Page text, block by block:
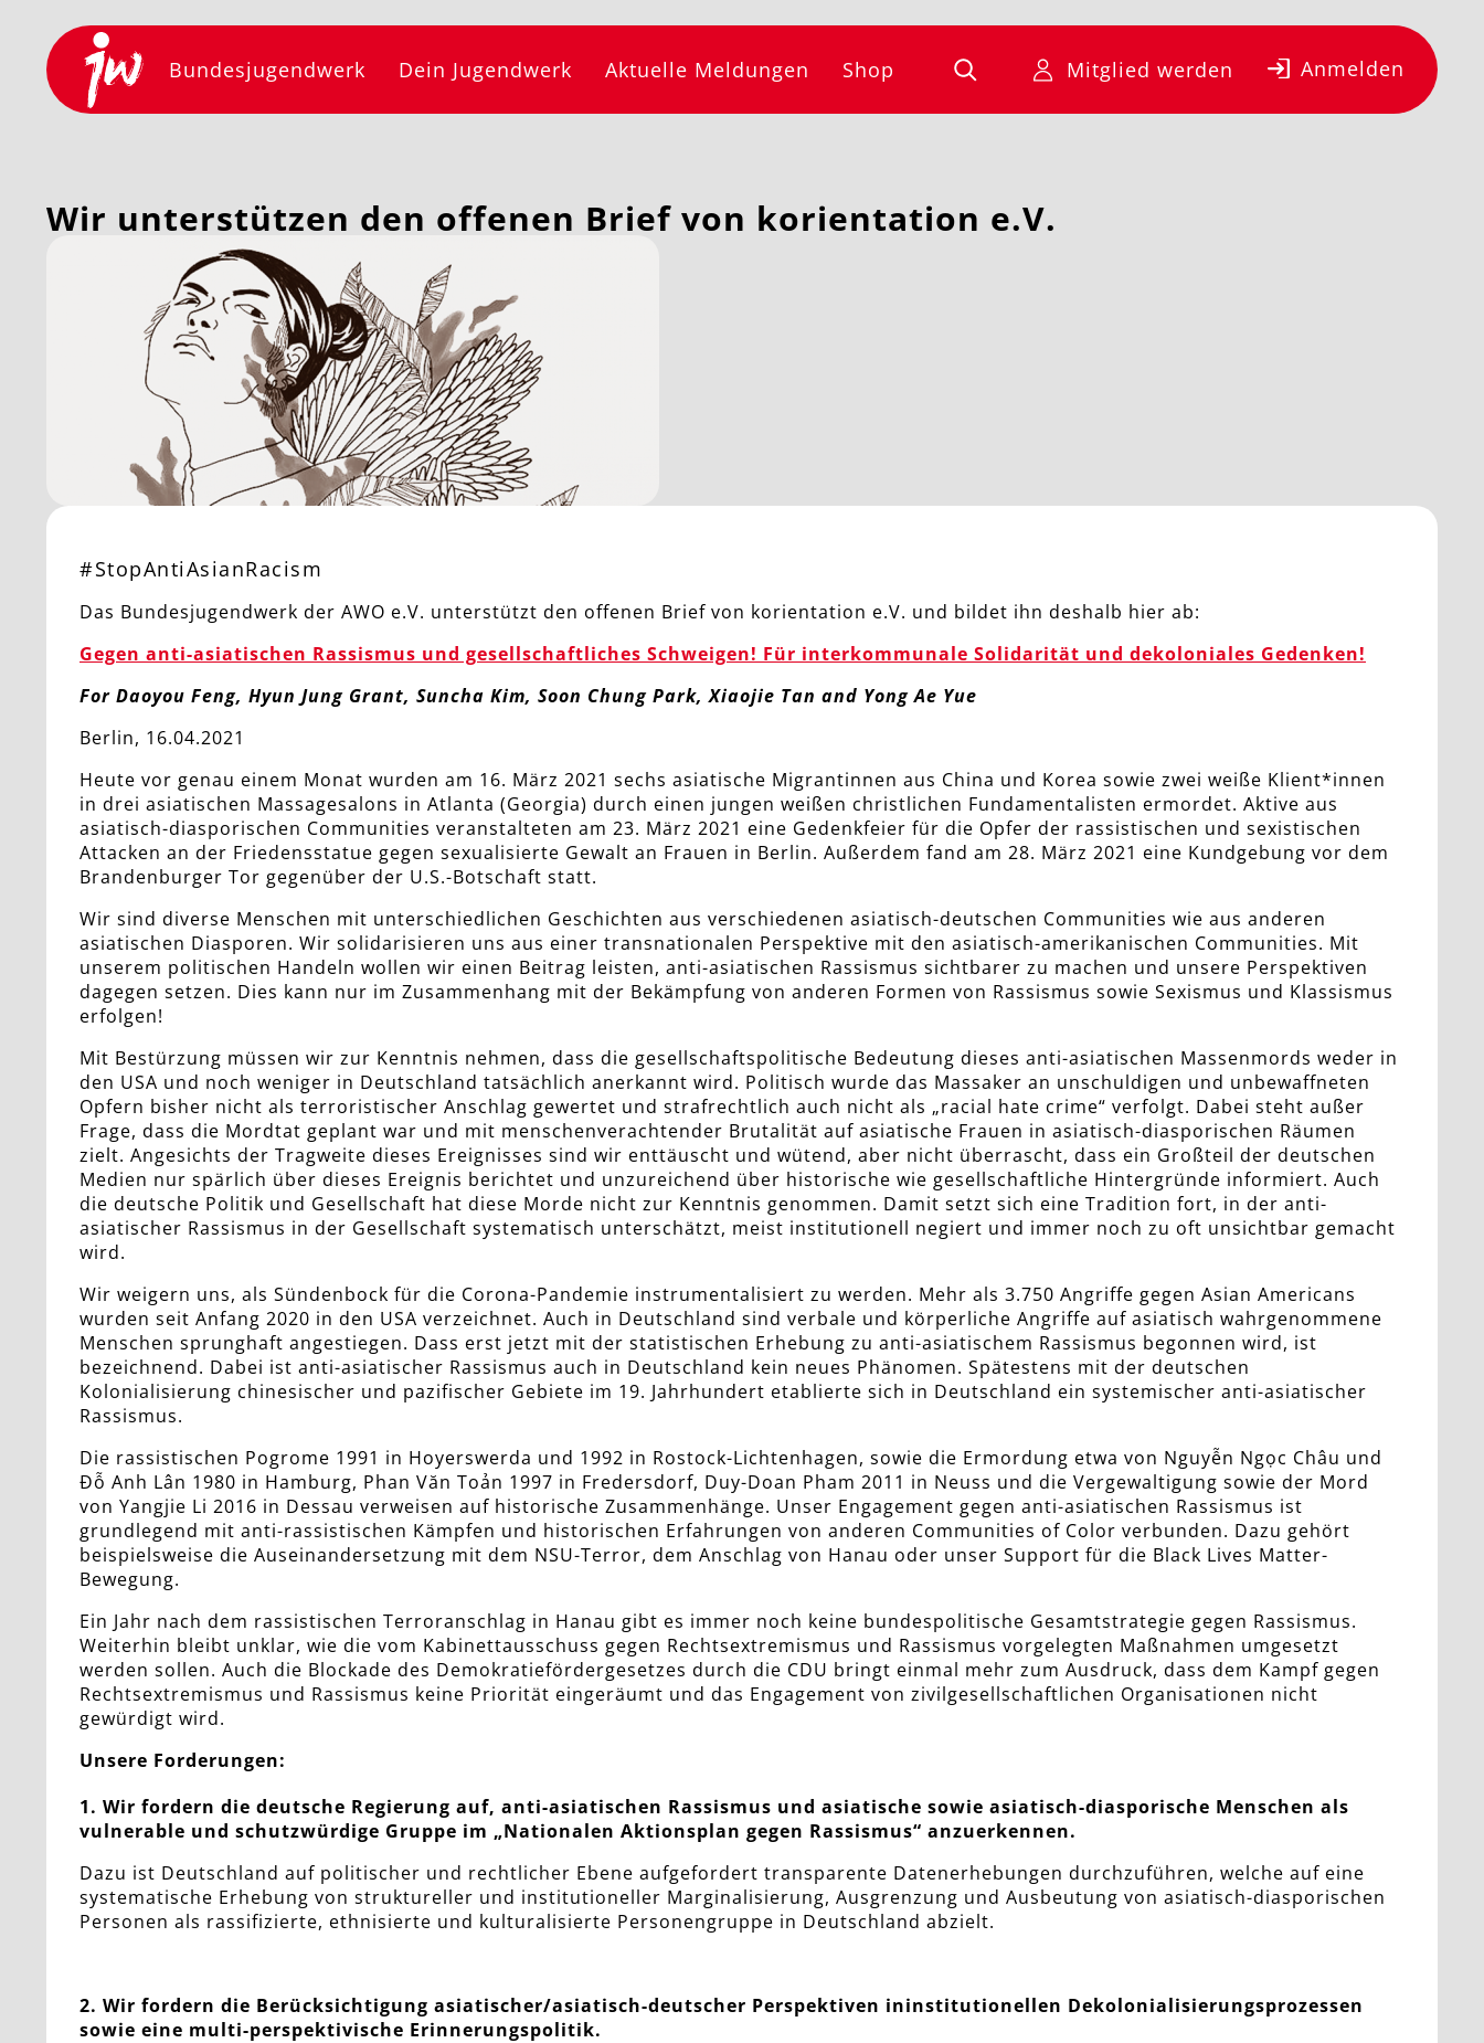
Bundesjugendwerk Dein Jugendwerk Aktuelle Meldungen Shop Mitglied werden Anmelden
Wir unterstützen den offenen Brief von korientation e.V.
#StopAntiAsianRacism
Das Bundesjugendwerk der AWO e.V. unterstützt den offenen Brief von korientation e.V. und bildet ihn deshalb hier ab:
Gegen anti-asiatischen Rassismus und gesellschaftliches Schweigen! Für interkommunale Solidarität und dekoloniales Gedenken!
For Daoyou Feng, Hyun Jung Grant, Suncha Kim, Soon Chung Park, Xiaojie Tan and Yong Ae Yue
Berlin, 16.04.2021
Heute vor genau einem Monat wurden am 16. März 2021 sechs asiatische Migrantinnen aus China und Korea sowie zwei weiße Klient*innen
in drei asiatischen Massagesalons in Atlanta (Georgia) durch einen jungen weißen christlichen Fundamentalisten ermordet. Aktive aus
asiatisch-diasporischen Communities veranstalteten am 23. März 2021 eine Gedenkfeier für die Opfer der rassistischen und sexistischen
Attacken an der Friedensstatue gegen sexualisierte Gewalt an Frauen in Berlin. Außerdem fand am 28. März 2021 eine Kundgebung vor dem
Brandenburger Tor gegenüber der U.S.-Botschaft statt.
Wir sind diverse Menschen mit unterschiedlichen Geschichten aus verschiedenen asiatisch-deutschen Communities wie aus anderen
asiatischen Diasporen. Wir solidarisieren uns aus einer transnationalen Perspektive mit den asiatisch-amerikanischen Communities. Mit
unserem politischen Handeln wollen wir einen Beitrag leisten, anti-asiatischen Rassismus sichtbarer zu machen und unsere Perspektiven
dagegen setzen. Dies kann nur im Zusammenhang mit der Bekämpfung von anderen Formen von Rassismus sowie Sexismus und Klassismus
erfolgen!
Mit Bestürzung müssen wir zur Kenntnis nehmen, dass die gesellschaftspolitische Bedeutung dieses anti-asiatischen Massenmords weder in
den USA und noch weniger in Deutschland tatsächlich anerkannt wird. Politisch wurde das Massaker an unschuldigen und unbewaffneten
Opfern bisher nicht als terroristischer Anschlag gewertet und strafrechtlich auch nicht als „racial hate crime“ verfolgt. Dabei steht außer
Frage, dass die Mordtat geplant war und mit menschenverachtender Brutalität auf asiatische Frauen in asiatisch-diasporischen Räumen
zielt. Angesichts der Tragweite dieses Ereignisses sind wir enttäuscht und wütend, aber nicht überrascht, dass ein Großteil der deutschen
Medien nur spärlich über dieses Ereignis berichtet und unzureichend über historische wie gesellschaftliche Hintergründe informiert. Auch
die deutsche Politik und Gesellschaft hat diese Morde nicht zur Kenntnis genommen. Damit setzt sich eine Tradition fort, in der anti-
asiatischer Rassismus in der Gesellschaft systematisch unterschätzt, meist institutionell negiert und immer noch zu oft unsichtbar gemacht
wird.
Wir weigern uns, als Sündenbock für die Corona-Pandemie instrumentalisiert zu werden. Mehr als 3.750 Angriffe gegen Asian Americans
wurden seit Anfang 2020 in den USA verzeichnet. Auch in Deutschland sind verbale und körperliche Angriffe auf asiatisch wahrgenommene
Menschen sprunghaft angestiegen. Dass erst jetzt mit der statistischen Erhebung zu anti-asiatischem Rassismus begonnen wird, ist
bezeichnend. Dabei ist anti-asiatischer Rassismus auch in Deutschland kein neues Phänomen. Spätestens mit der deutschen
Kolonialisierung chinesischer und pazifischer Gebiete im 19. Jahrhundert etablierte sich in Deutschland ein systemischer anti-asiatischer
Rassismus.
Die rassistischen Pogrome 1991 in Hoyerswerda und 1992 in Rostock-Lichtenhagen, sowie die Ermordung etwa von Nguyễn Ngọc Châu und
Đỗ Anh Lân 1980 in Hamburg, Phan Văn Toản 1997 in Fredersdorf, Duy-Doan Pham 2011 in Neuss und die Vergewaltigung sowie der Mord
von Yangjie Li 2016 in Dessau verweisen auf historische Zusammenhänge. Unser Engagement gegen anti-asiatischen Rassismus ist
grundlegend mit anti-rassistischen Kämpfen und historischen Erfahrungen von anderen Communities of Color verbunden. Dazu gehört
beispielsweise die Auseinandersetzung mit dem NSU-Terror, dem Anschlag von Hanau oder unser Support für die Black Lives Matter-
Bewegung.
Ein Jahr nach dem rassistischen Terroranschlag in Hanau gibt es immer noch keine bundespolitische Gesamtstrategie gegen Rassismus.
Weiterhin bleibt unklar, wie die vom Kabinettausschuss gegen Rechtsextremismus und Rassismus vorgelegten Maßnahmen umgesetzt
werden sollen. Auch die Blockade des Demokratiefördergesetzes durch die CDU bringt einmal mehr zum Ausdruck, dass dem Kampf gegen
Rechtsextremismus und Rassismus keine Priorität eingeräumt und das Engagement von zivilgesellschaftlichen Organisationen nicht
gewürdigt wird.
Unsere Forderungen:
1. Wir fordern die deutsche Regierung auf, anti-asiatischen Rassismus und asiatische sowie asiatisch-diasporische Menschen als
vulnerable und schutzwürdige Gruppe im „Nationalen Aktionsplan gegen Rassismus“ anzuerkennen.
Dazu ist Deutschland auf politischer und rechtlicher Ebene aufgefordert transparente Datenerhebungen durchzuführen, welche auf eine
systematische Erhebung von struktureller und institutioneller Marginalisierung, Ausgrenzung und Ausbeutung von asiatisch-diasporischen
Personen als rassifizierte, ethnisierte und kulturalisierte Personengruppe in Deutschland abzielt.
2. Wir fordern die Berücksichtigung asiatischer/asiatisch-deutscher Perspektiven ininstitutionellen Dekolonialisierungsprozessen
sowie eine multi-perspektivische Erinnerungspolitik.